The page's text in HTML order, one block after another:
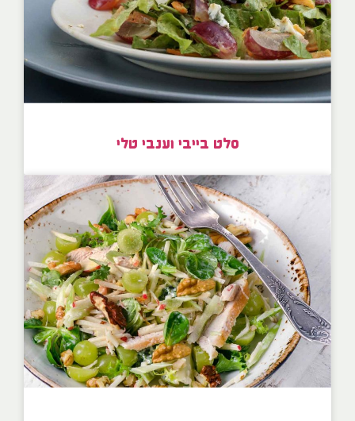
סלט בייבי וענבי טלי